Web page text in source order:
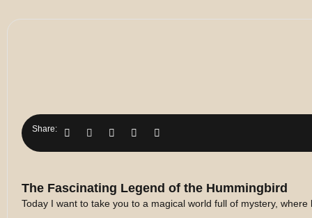
Share:
The Fascinating Legend of the Hummingbird
Today I want to take you to a magical world full of mystery,